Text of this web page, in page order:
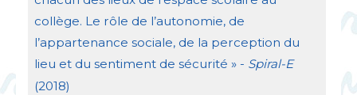
collège. Le rôle de l’autonomie, de
l’appartenance sociale, de la perception du
lieu et du sentiment de sécurité » - Spiral-E
(2018)